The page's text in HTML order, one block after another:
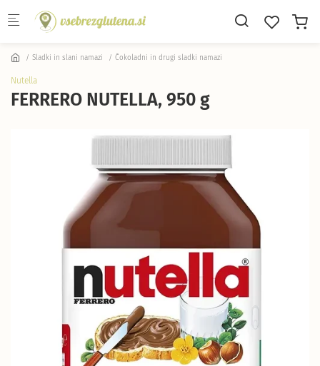
Skip to main content
Sladki in slani namazi Čokoladni in drugi sladki namazi
Nutella
FERRERO NUTELLA, 950 g